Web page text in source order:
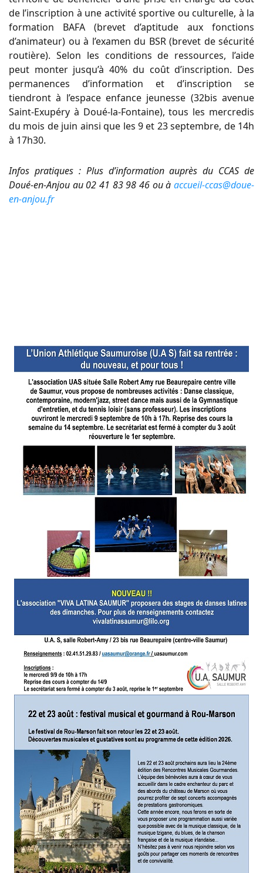
de l’inscription à une activité sportive ou culturelle, à la
formation BAFA (brevet d’aptitude aux fonctions
d’animateur) ou à l’examen du BSR (brevet de sécurité
routière). Selon les conditions de ressources, l’aide
peut monter jusqu’à 40% du coût d’inscription. Des
permanences d’information et d’inscription se
tiendront à l’espace enfance jeunesse (32bis avenue
Saint-Exupéry à Doué-la-Fontaine), tous les mercredis
du mois de juin ainsi que les 9 et 23 septembre, de 14h
à 17h30.
Infos pratiques : Plus d’information auprès du CCAS de
Doué-en-Anjou au 02 41 83 98 46 ou à accueil-ccas@doue-
en-anjou.fr